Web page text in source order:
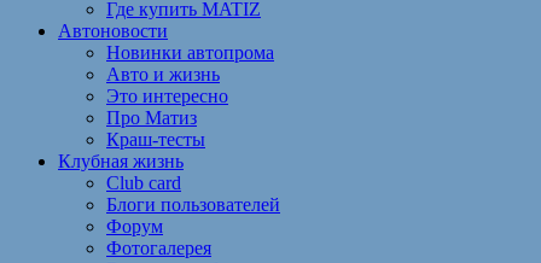
Где купить MATIZ
Автоновости
Новинки автопрома
Авто и жизнь
Это интересно
Про Матиз
Краш-тесты
Клубная жизнь
Club card
Блоги пользователей
Форум
Фотогалерея